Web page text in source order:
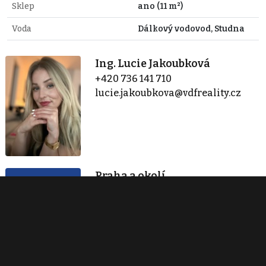
Sklep ano (11 m²)
Voda Dálkový vodovod, Studna
Ing. Lucie Jakoubková
+420 736 141 710
lucie.jakoubkova@vdfreality.cz
Praha a okolí